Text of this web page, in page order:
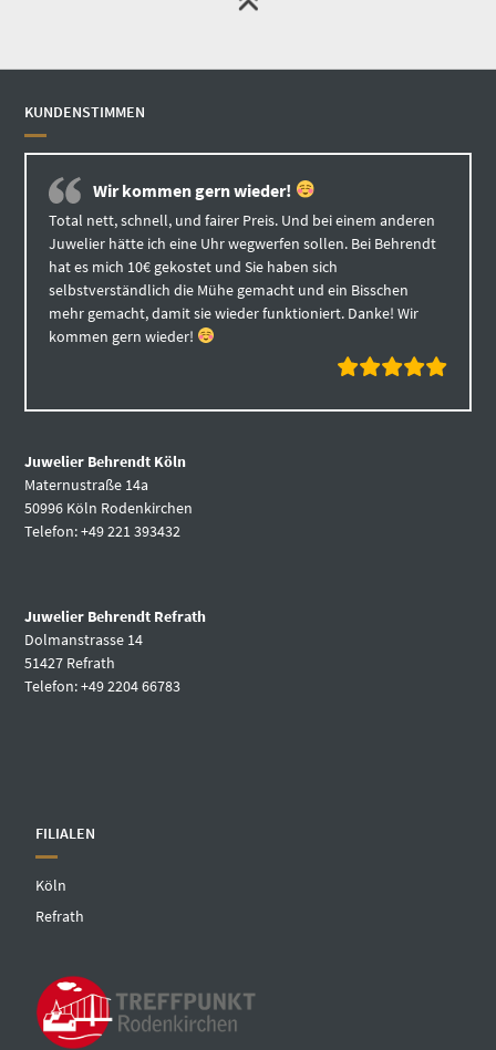
KUNDENSTIMMEN
Wir kommen gern wieder!
Total nett, schnell, und fairer Preis. Und bei einem anderen
Juwelier hätte ich eine Uhr wegwerfen sollen. Bei Behrendt
hat es mich 10€ gekostet und Sie haben sich
selbstverständlich die Mühe gemacht und ein Bisschen
mehr gemacht, damit sie wieder funktioniert. Danke! Wir
kommen gern wieder!
Juwelier Behrendt Köln
Maternustraße 14a
50996 Köln Rodenkirchen
Telefon: +49 221 393432
Juwelier Behrendt Refrath
Dolmanstrasse 14
51427 Refrath
Telefon: +49 2204 66783
FILIALEN
Köln
Refrath